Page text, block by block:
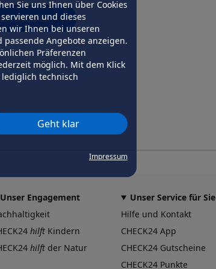
Sie uns Ihnen über Cookies
und dieses
wir Ihnen bei unseren
Angebote anzeigen.
Präferenzen
möglich. Mit dem Klick
lediglich technisch
Geht klar
Impressum
versuchen
Unser Engagement
hilft Kindern
hilft der Natur
Unser Service für Sie
Hilfe und Kontakt
CHECK24 App
CHECK24 Gutscheine
CHECK24 Punkte